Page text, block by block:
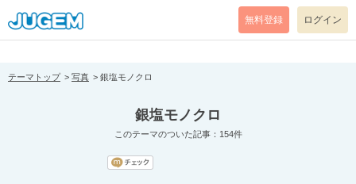
[pear_error: message="Success" code=0 mode=return level=notice
prefix="" info=""]
無料登録 ログイン
テーマトップ 写真 銀塩モノクロ
銀塩モノクロ
このテーマのついた記事：154件